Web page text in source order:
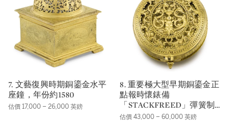
7. 文藝復興時期銅鎏金水平
座鐘，年份約1580
估價 17,000 – 26,000 英鎊
8. 重要極大型早期銅鎏金正
點報時懷錶備
「STACKFREED」彈簧制
動機芯、鬧鐘及星盤錶盤，
估價 43,000 – 60,000 英鎊